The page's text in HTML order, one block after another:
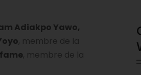
Adiakpo Yawo,
, membre de la
, membre de la